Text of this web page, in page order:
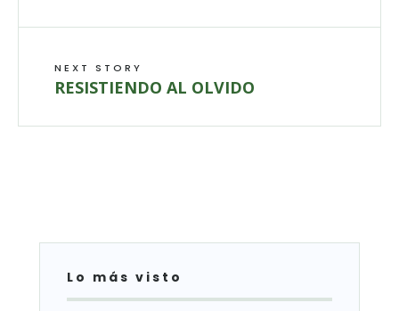
NEXT STORY
RESISTIENDO AL OLVIDO
Lo más visto